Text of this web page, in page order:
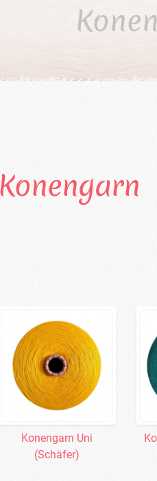
Konengarn
Konengarn Uni
(Schäfer)